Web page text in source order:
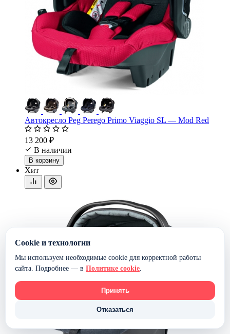
Автокресло Peg Perego Primo Viaggio SL — Mod Red
13 200 ₽
В наличии
В корзину
Хит
Cookie и технологии
Мы используем необходимые cookie для корректной работы
сайта. Подробнее — в Политике cookie.
Принять
Отказаться